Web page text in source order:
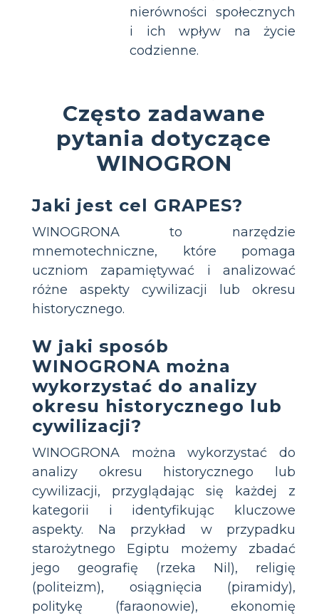
nierówności społecznych
i ich wpływ na życie
codzienne.
Często zadawane
pytania dotyczące
WINOGRON
Jaki jest cel GRAPES?
WINOGRONA to narzędzie
mnemotechniczne, które pomaga
uczniom zapamiętywać i analizować
różne aspekty cywilizacji lub okresu
historycznego.
W jaki sposób
WINOGRONA można
wykorzystać do analizy
okresu historycznego lub
cywilizacji?
WINOGRONA można wykorzystać do
analizy okresu historycznego lub
cywilizacji, przyglądając się każdej z
kategorii i identyfikując kluczowe
aspekty. Na przykład w przypadku
starożytnego Egiptu możemy zbadać
jego geografię (rzeka Nil), religię
(politeizm), osiągnięcia (piramidy),
politykę (faraonowie), ekonomię